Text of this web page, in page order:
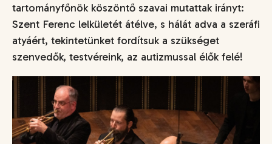
tartományfőnök köszöntő szavai mutattak irányt:
Szent Ferenc lelkületét átélve, s hálát adva a szeráfi
atyáért, tekintetünket fordítsuk a szükséget
szenvedők, testvéreink, az autizmussal élők felé!